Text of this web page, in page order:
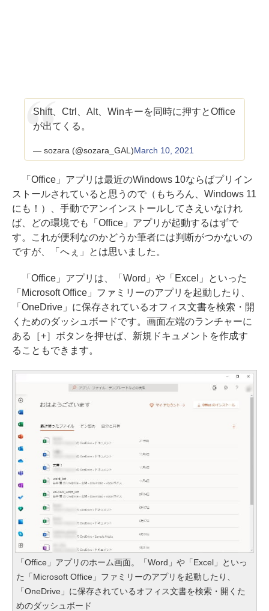
Shift、Ctrl、Alt、Winキーを同時に押すとOffice
が出てくる。
— sozara (@sozara_GAL)March 10, 2021
「Office」アプリは最近のWindows 10ならばプリイン
ストールされていると思うので（もちろん、Windows 11
にも！）、手動でアンインストールしてさえいなけれ
ば、どの環境でも「Office」アプリが起動するはずで
す。これが便利なのかどうか筆者には判断がつかないの
ですが、「へぇ」とは思いました。
「Office」アプリは、「Word」や「Excel」といった
「Microsoft Office」ファミリーのアプリを起動したり、
「OneDrive」に保存されているオフィス文書を検索・開
くためのダッシュボードです。画面左端のランチャーに
ある［+］ボタンを押せば、新規ドキュメントを作成す
ることもできます。
「Office」アプリのホーム画面。「Word」や「Excel」といっ
た「Microsoft Office」ファミリーのアプリを起動したり、
「OneDrive」に保存されているオフィス文書を検索・開くた
めのダッシュボード